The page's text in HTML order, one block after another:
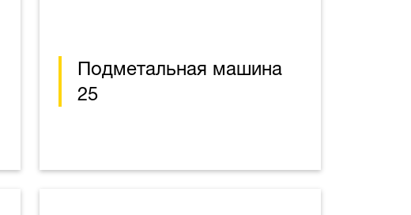
Подметальная машина
25